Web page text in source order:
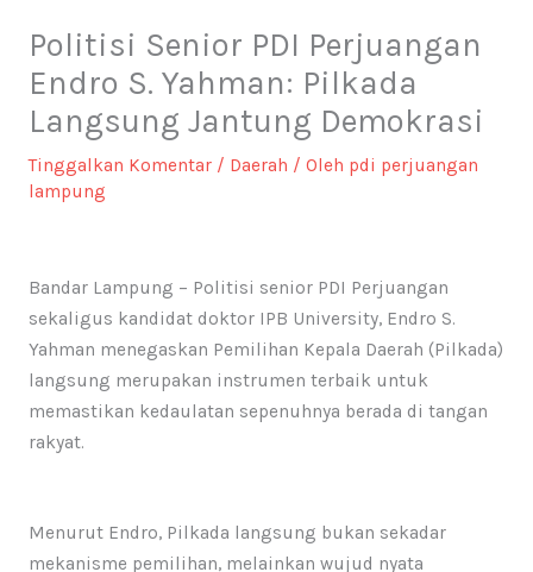
Politisi Senior PDI Perjuangan
Endro S. Yahman: Pilkada
Langsung Jantung Demokrasi
Tinggalkan Komentar / Daerah / Oleh pdi perjuangan
lampung
Bandar Lampung – Politisi senior PDI Perjuangan
sekaligus kandidat doktor IPB University, Endro S.
Yahman menegaskan Pemilihan Kepala Daerah (Pilkada)
langsung merupakan instrumen terbaik untuk
memastikan kedaulatan sepenuhnya berada di tangan
rakyat. ​
Menurut Endro, Pilkada langsung bukan sekadar
mekanisme pemilihan, melainkan wujud nyata